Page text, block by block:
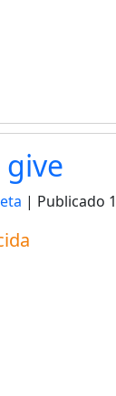
| Publicado